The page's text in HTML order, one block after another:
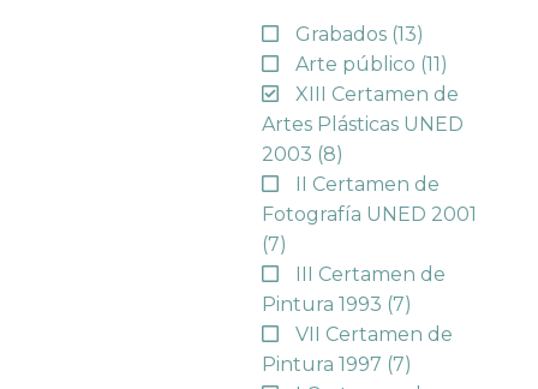
Grabados (13)
Arte público (11)
XIII Certamen de
Artes Plásticas UNED
2003 (8)
II Certamen de
Fotografía UNED 2001
(7)
III Certamen de
Pintura 1993 (7)
VII Certamen de
Pintura 1997 (7)